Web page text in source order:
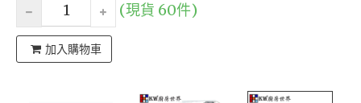
(現貨 60件)
加入購物車